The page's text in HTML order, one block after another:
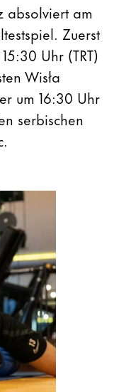
absolviert am
Zuerst
Uhr (TRT)
Wisła
um 16:30 Uhr
serbischen